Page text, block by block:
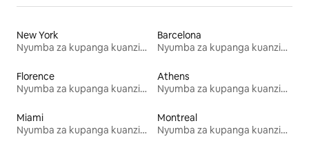
New York
Nyumba za kupanga kuanzia mwezi mmoja
Barcelona
Nyumba za kupanga kuanzia mwezi mmoja
Florence
Nyumba za kupanga kuanzia mwezi mmoja
Athens
Nyumba za kupanga kuanzia mwezi mmoja
Miami
Nyumba za kupanga kuanzia mwezi mmoja
Montreal
Nyumba za kupanga kuanzia mwezi mmoja